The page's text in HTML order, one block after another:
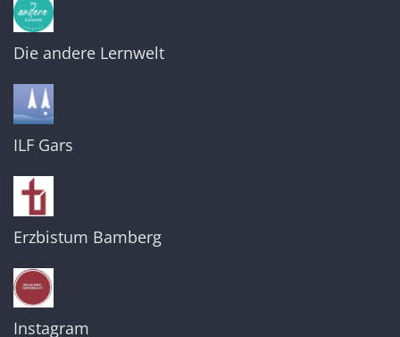
Die andere Lernwelt
ILF Gars
Erzbistum Bamberg
Instagram